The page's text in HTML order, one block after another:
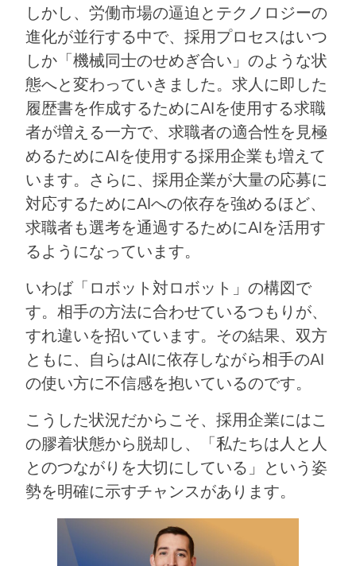
しかし、労働市場の逼迫とテクノロジーの
進化が並行する中で、採用プロセスはいつ
しか「機械同士のせめぎ合い」のような状
態へと変わっていきました。求人に即した
履歴書を作成するためにAIを使用する求職
者が増える一方で、求職者の適合性を見極
めるためにAIを使用する採用企業も増えて
います。さらに、採用企業が大量の応募に
対応するためにAIへの依存を強めるほど、
求職者も選考を通過するためにAIを活用す
るようになっています。
いわば「ロボット対ロボット」の構図で
す。相手の方法に合わせているつもりが、
すれ違いを招いています。その結果、双方
ともに、自らはAIに依存しながら相手のAI
の使い方に不信感を抱いているのです。
こうした状況だからこそ、採用企業にはこ
の膠着状態から脱却し、「私たちは人と人
とのつながりを大切にしている」という姿
勢を明確に示すチャンスがあります。